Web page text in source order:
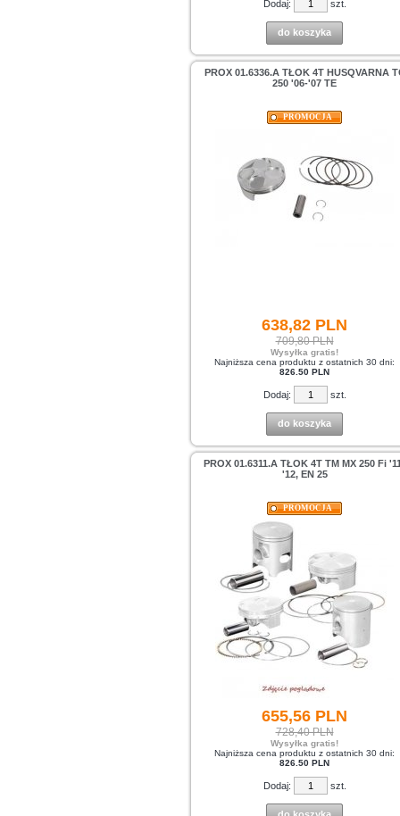
Dodaj: szt.
do koszyka
PROX 01.6336.A TŁOK 4T HUSQVARNA
250 '06-'07 TE
PROMOCJA
638,82 PLN
709,80 PLN
Wysyłka gratis!
Najniższa cena produktu z ostatnich 30 dni:
826.50 PLN
Dodaj: szt.
do koszyka
PROX 01.6311.A TŁOK 4T TM MX 250 Fi
'12, EN 25
PROMOCJA
655,56 PLN
728,40 PLN
Wysyłka gratis!
Najniższa cena produktu z ostatnich 30 dni:
826.50 PLN
Dodaj: szt.
do koszyka